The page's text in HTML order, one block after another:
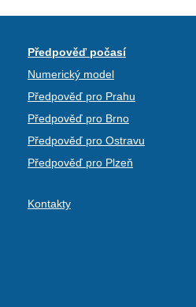
Předpověď počasí
Numerický model
Předpověď pro Prahu
Předpověď pro Brno
Předpověď pro Ostravu
Předpověď pro Plzeň
Kontakty